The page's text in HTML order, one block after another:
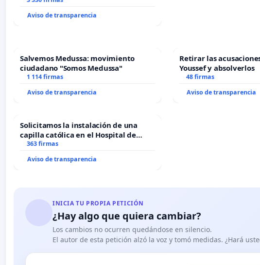
Aviso de transparencia
Salvemos Medussa: movimiento
ciudadano "Somos Medussa"
1 114 firmas
Aviso de transparencia
Retirar las
Youssef y absolverlos
48 firmas
Aviso de transparencia
Solicitamos la instalación de una
capilla católica en el Hospital de
Alcañiz
363 firmas
Aviso de transparencia
INICIA TU PROPIA PETICIÓN
¿Hay algo que quiera cambiar?
Los cambios no ocurren quedándose en silencio.
El autor de esta petición alzó la voz y tomó medidas. ¿Hará